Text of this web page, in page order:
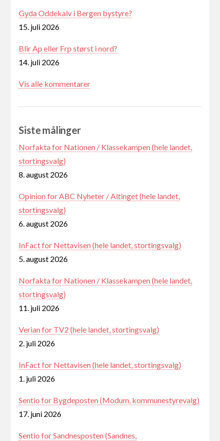
Gyda Oddekalv i Bergen bystyre?
15. juli 2026
Blir Ap eller Frp størst i nord?
14. juli 2026
Vis alle kommentarer
Siste målinger
Norfakta for Nationen / Klassekampen (hele landet,
stortingsvalg)
8. august 2026
Opinion for ABC Nyheter / Altinget (hele landet,
stortingsvalg)
6. august 2026
InFact for Nettavisen (hele landet, stortingsvalg)
5. august 2026
Norfakta for Nationen / Klassekampen (hele landet,
stortingsvalg)
11. juli 2026
Verian for TV2 (hele landet, stortingsvalg)
2. juli 2026
InFact for Nettavisen (hele landet, stortingsvalg)
1. juli 2026
Sentio for Bygdeposten (Modum, kommunestyrevalg)
17. juni 2026
Sentio for Sandnesposten (Sandnes,